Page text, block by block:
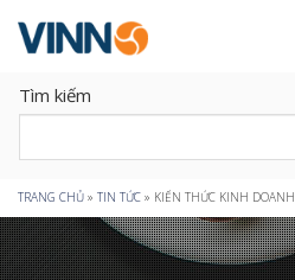
Tìm kiếm
Bạn
đang
TRANG CHỦ » TIN TỨC » KIẾN THỨC KINH DOANH